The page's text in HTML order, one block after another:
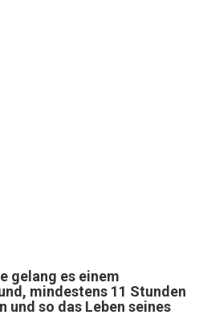
gelang es einem
mindestens 11 Stunden
und so das Leben seines